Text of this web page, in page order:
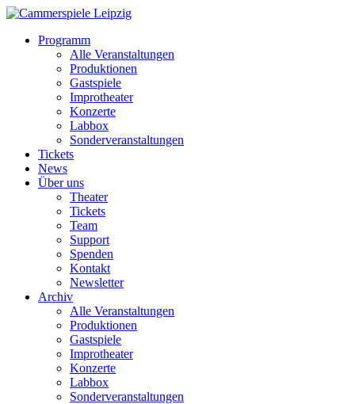
Programm
Alle Veranstaltungen
Produktionen
Gastspiele
Improtheater
Konzerte
Labbox
Sonderveranstaltungen
Tickets
News
Über uns
Theater
Tickets
Team
Support
Spenden
Kontakt
Newsletter
Archiv
Alle Veranstaltungen
Produktionen
Gastspiele
Improtheater
Konzerte
Labbox
Sonderveranstaltungen